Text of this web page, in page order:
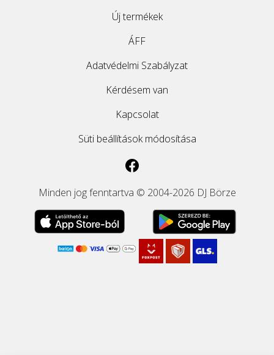
Új termékek
ÁFF
Adatvédelmi Szabályzat
Kérdésem van
Kapcsolat
Süti beállítások módosítása
Minden jog fenntartva © 2004-2026 DJ Börze